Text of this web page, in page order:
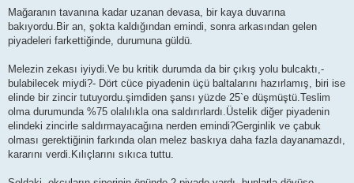
Mağaranın tavanına kadar uzanan devasa, bir kaya duvarına
bakıyordu.Bir an, şokta kaldığından emindi, sonra arkasından gelen
piyadeleri farkettiğinde, durumuna güldü.
Melezin zekası iyiydi.Ve bu kritik durumda da bir çıkış yolu bulcaktı,-
bulabilecek miydi?- Dört cüce piyadenin üçü baltalarını hazırlamış, biri ise
elinde bir zincir tutuyordu.şimdiden şansı yüzde 25`e düşmüştü.Teslim
olma durumunda %75 olalılıkla ona saldırırlardı.Üstelik diğer piyadenin
elindeki zincirle saldırmayacağına nerden emindi?Gerginlik ve çabuk
olması gerektiğinin farkında olan melez baskıya daha fazla dayanamazdı,
kararını verdi.Kılıçlarını sıkıca tuttu.